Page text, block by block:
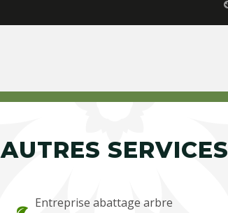
AUTRES SERVICES
Entreprise abattage arbre